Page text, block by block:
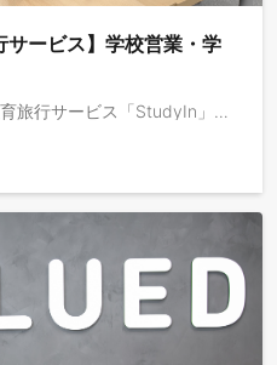
サービス】学校営業・学
◆求人概要 国内No.1の海外教育旅行サービス「StudyIn」で活躍する学校法人営業を募集します。 動画メディアを共通基盤として海外事業を急成長させている株式会社ブルードは、取扱高を三桁億から四桁億へスケールするフェーズにいます。自己資本経営、取扱高約三桁億、営業利益一桁億、日本最大級の教育旅行サービスを運営しており、これから世界で教育旅行サービスの垂直統合モデルを実現し、世界で最も人々のライフチェンジをサポートする企業になりたいと考えています。 ◆業務イメージ 海外教育旅行サービスの学校営業担当を担っていただきます。 現在、教育旅行サービスでは、小学や中学、高校などの学校様から夏休みや冬休みの海外留学研修を行いたいという問い合わせを頂いており、学校様向けの教育旅行プログラムが成長しています。法人営業を中心に、事業企画、組織マネジメントなど、事業をスケールさせる上で必要な業務を担当していただきます。 ◆仕事イメージ - 新規顧客の開拓 - 営業体制の構築、マネジメント - 営業プロセスの構築 - GTM戦略の立案から実行、推進 ◆顧客のイメージ 小学校、中学校、高校がターゲットになり、顧客ニーズをヒアリングしながら適切な打ち手の特定を行っていただきます。学校の様々なステークホルダーとコミュニケーションを行う中で意思決定者を特定し、ニーズに沿った海外研修プログラムをご提案いただきます。事業責任者と議論をしながらPDCAを回し、新規開拓営業を実行いただきます。 ◆期待する役割 学校向け事業の新規営業開拓を期待しています。学校の海外研修ニーズを策定し、最適なプランの開発、営業手法の策定を行い、学校向けに留学プランを提案し、契約を獲得してもらいます。 留学する対象が未成年ということもあり、契約後の留学サポートも重要なミッションとして担当していただきます。また、学校に継続的に留学を利用していただくために学校のアカウントマネジメントも行なっていただきます。